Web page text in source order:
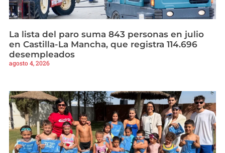
La lista del paro suma 843 personas en julio
en Castilla-La Mancha, que registra 114.696
desempleados
agosto 4, 2026